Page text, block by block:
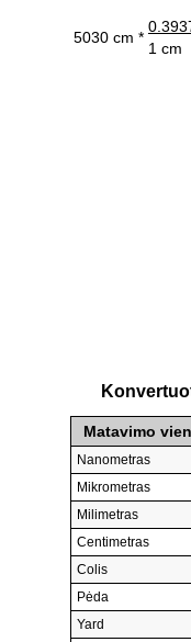
5030 cm *
1 cm
Matavimo
Nanometras
Mikrometras
Milimetras
Centimetras
Colis
Pėda
Yard